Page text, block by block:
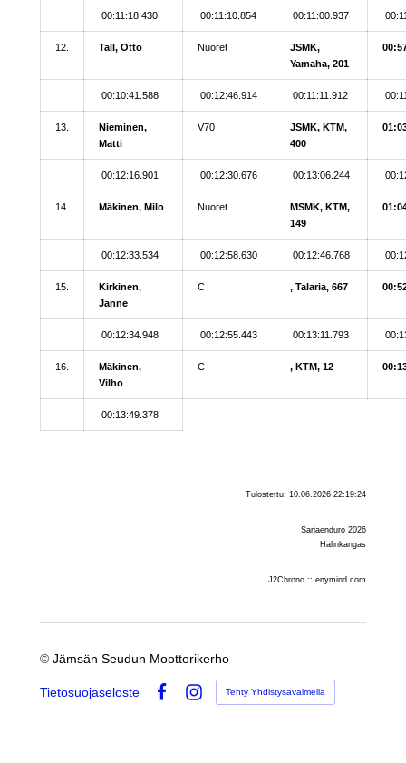
00:11:18.430 00:11:10.854 00:11:00.937
12. Tall, Otto Nuoret
JSMK,
Yamaha, 201
00:10:41.588 00:12:46.914 00:11:11.912
13.
Nieminen,
Matti
V70
JSMK, KTM,
400
00:12:16.901 00:12:30.676 00:13:06.244
14. Mäkinen, Milo Nuoret
MSMK, KTM,
149
00:12:33.534 00:12:58.630 00:12:46.768
15.
Kirkinen,
Janne
C , Talaria, 667
00:12:34.948 00:12:55.443 00:13:11.793
16.
Mäkinen,
Vilho
C , KTM, 12
00:13:49.378
Tulostettu: 10.06.2026 22:19:24
Sarjaenduro 2026
Halinkangas
J2Chrono :: enymind.com
©Jämsän Seudun Moottorikerho
Tietosuojaseloste
Instagram
Tehty Yhdistysavaimella